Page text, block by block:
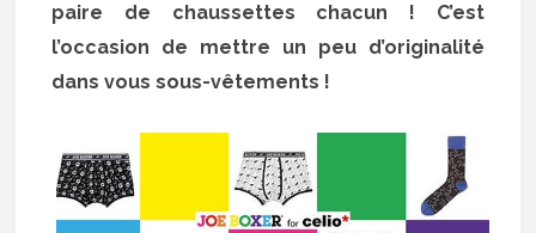
paire de chaussettes chacun ! C’est
l’occasion de mettre un peu d’originalité
dans vous sous-vêtements !